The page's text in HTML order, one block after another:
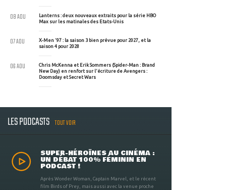
Lanterns : deux nouveaux extraits pour la série HBO
Max sur les matinales des Etats-Unis
08 AOU
X-Men '97 : la saison 3 bien prévue pour 2027, et la
saison 4 pour 2028
07 AOU
Chris McKenna et Erik Sommers (Spider-Man : Brand
New Day) en renfort sur l'écriture de Avengers :
Doomsday et Secret Wars
06 AOU
LES PODCASTS TOUT VOIR
SUPER-HÉROÏNES AU CINÉMA :
UN DÉBAT 100% FÉMININ EN
PODCAST !
Après Wonder Woman, Captain Marvel, et le récent
film Birds of Prey, mais aussi avec la venue proche